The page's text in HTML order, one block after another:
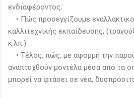
ενδιαφέροντος;
• Πώς προσεγγίζουμε
καλλιτεχνικής εκπαίδευσης;
κ.λπ.)
• Τέλος, πώς, με αφορμή την
αναπτυχθούν μοντέλα μέσα από τα
μπορεί να φτάσει σε νέα,